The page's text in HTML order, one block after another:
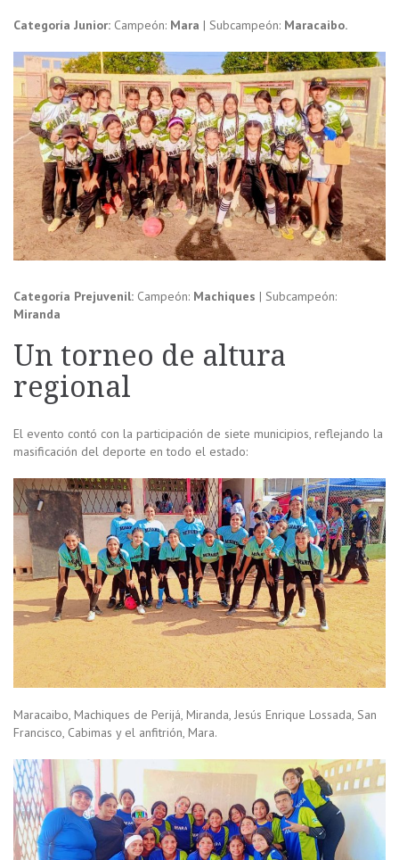
Categoría Junior: Campeón: Mara | Subcampeón: Maracaibo.
Categoría Prejuvenil: Campeón: Machiques | Subcampeón:
Miranda
Un torneo de altura
regional
El evento contó con la participación de siete municipios, reflejando la
masificación del deporte en todo el estado:
Maracaibo, Machiques de Perijá, Miranda, Jesús Enrique Lossada, San
Francisco, Cabimas y el anfitrión, Mara.